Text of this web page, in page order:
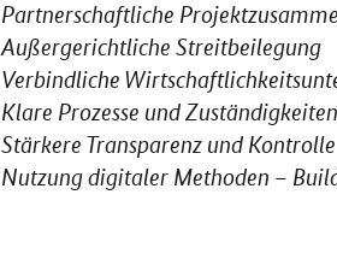
Partnerschaftliche
Außergerichtliche Streitbeilegung
Verbindliche
Klare Prozesse und
Stärkere Transparenz und Kontrolle
Nutzung digitaler Methoden –